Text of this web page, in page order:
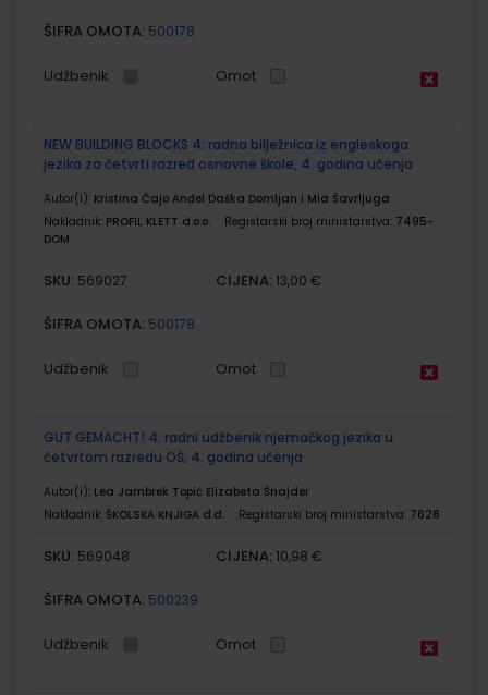
ŠIFRA OMOTA: 500178
Udžbenik Omot
NEW BUILDING BLOCKS 4; radna bilježnica iz engleskoga
jezika za četvrti razred osnovne škole, 4. godina učenja
Autor(i): Kristina Čajo Anđel Daška Domljan i Mia Šavrljuga
Nakladnik: PROFIL KLETT d.o.o. Registarski broj ministarstva: 7495-
DOM
SKU: 569027 CIJENA: 13,00 €
ŠIFRA OMOTA: 500178
Udžbenik Omot
GUT GEMACHT! 4; radni udžbenik njemačkog jezika u
četvrtom razredu OŠ, 4. godina učenja
Autor(i): Lea Jambrek Topić Elizabeta Šnajder
Nakladnik: ŠKOLSKA KNJIGA d.d. Registarski broj ministarstva: 7628
SKU: 569048 CIJENA: 10,98 €
ŠIFRA OMOTA: 500239
Udžbenik Omot